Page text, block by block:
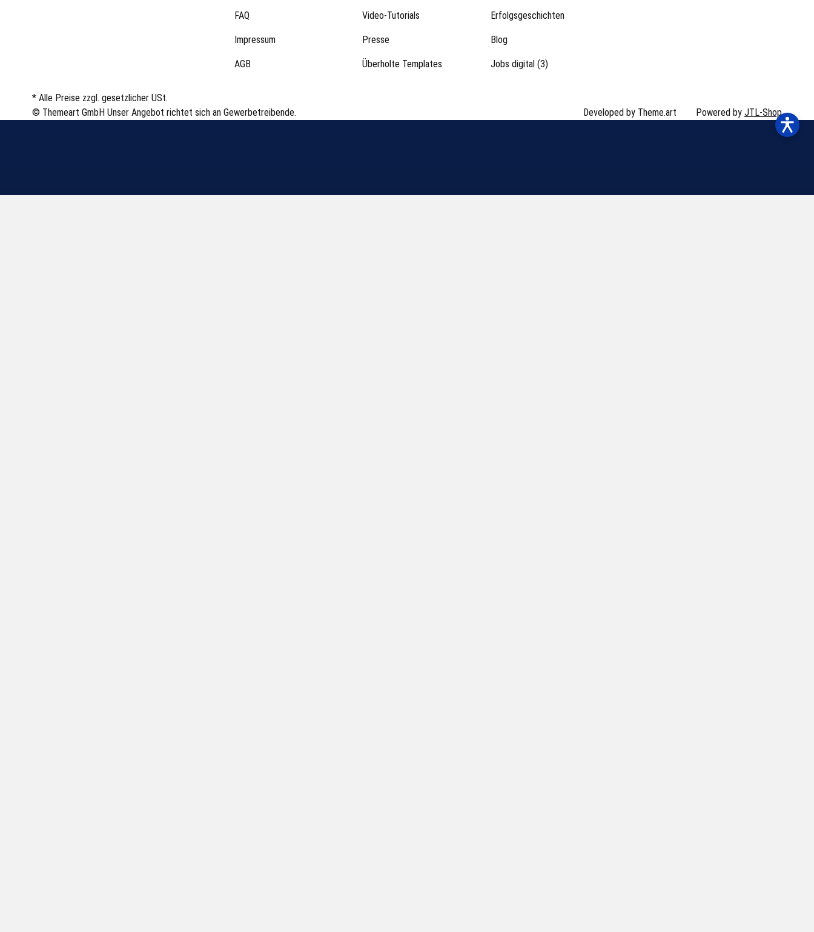
FAQ
Impressum
AGB
Video-Tutorials
Presse
Überholte Templates
Erfolgsgeschichten
Blog
Jobs digital (3)
* Alle Preise zzgl. gesetzlicher USt.
© Themeart GmbH Unser Angebot richtet sich an Gewerbetreibende. Developed by Theme.art Powered by JTL-Shop